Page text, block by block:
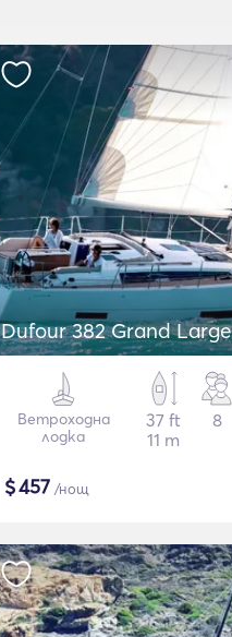
Dufour 382 Grand Large
Ветроходна
лодка
37 ft
11 m
8
$457 /нощ